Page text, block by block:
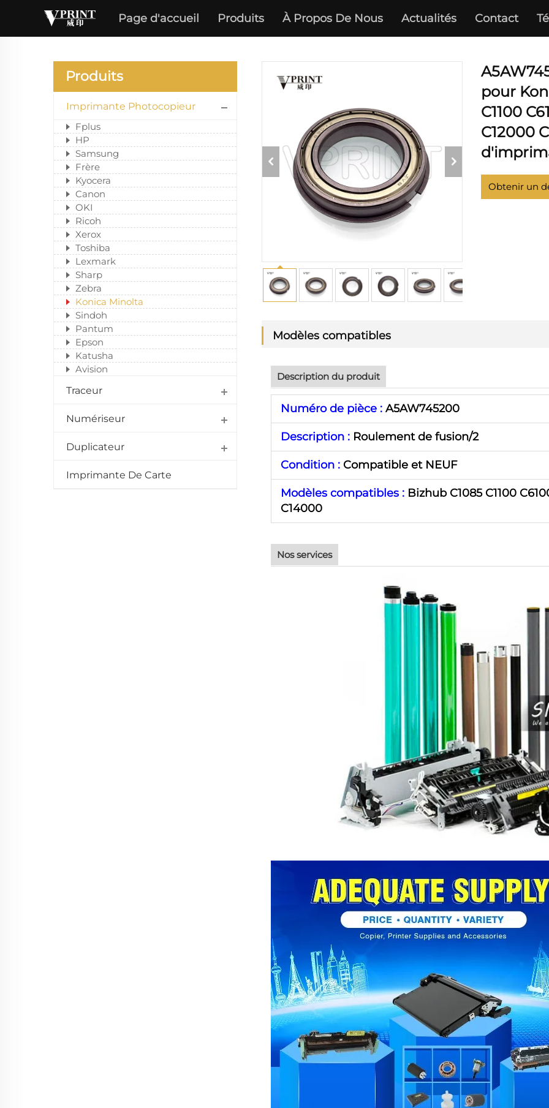
Page d'accueil Produits À Propos De Nous Actualités Contact
KONICA MINOLTA
Produits
Imprimante Photocopieur
Fplus
HP
Samsung
Frère
Kyocera
Canon
OKI
Ricoh
Xerox
Toshiba
Lexmark
Sharp
Zebra
Konica Minolta
Sindoh
Pantum
Epson
Katusha
Avision
Traceur
Numériseur
Duplicateur
Imprimante De Carte
pour
C1100
C12000
Obtenir un
Modèles compatibles
Description du produit
Numéro de pièce : A5AW745200
Description : Roulement de fusion/2
Condition : Compatible et NEUF
Modèles compatibles : Bizhub C1085 C1100
C14000
Nos services